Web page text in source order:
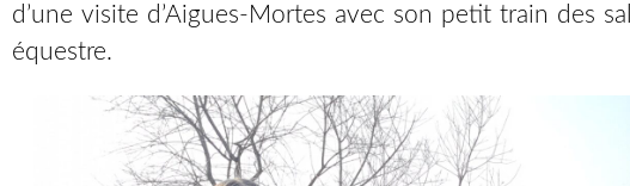
d’une visite d’Aigues-Mortes avec son petit train des
équestre.